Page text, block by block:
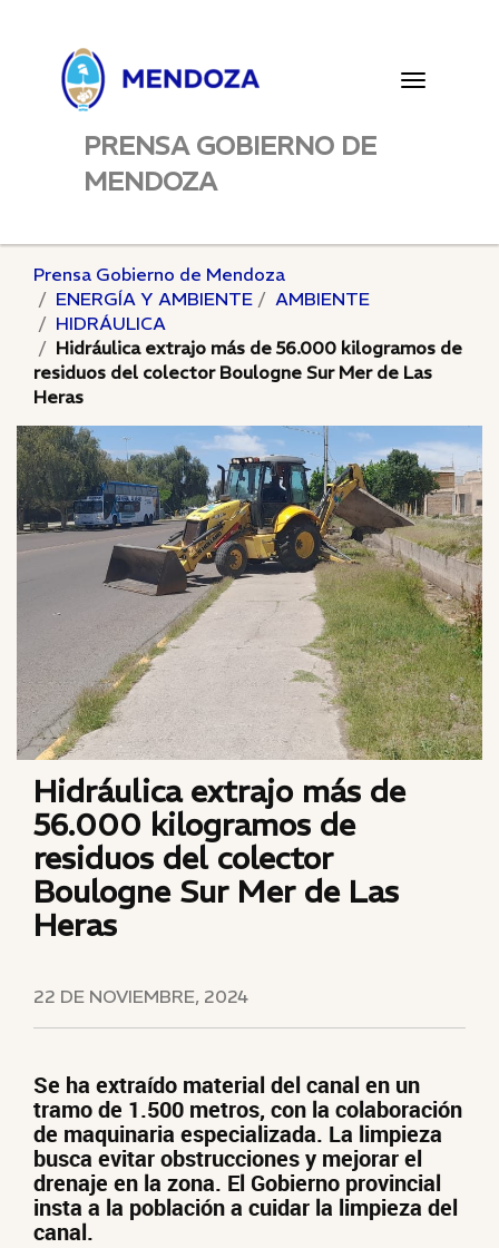
Toggle
PRENSA GOBIERNO DE
MENDOZA
Prensa Gobierno de Mendoza
ENERGÍA Y AMBIENTE
AMBIENTE
HIDRÁULICA
Hidráulica extrajo más de 56.000 kilogramos de
residuos del colector Boulogne Sur Mer de Las
Heras
Hidráulica extrajo más de
56.000 kilogramos de
residuos del colector
Boulogne Sur Mer de Las
Heras
22 DE NOVIEMBRE, 2024
Se ha extraído material del canal en un
tramo de 1.500 metros, con la colaboración
de maquinaria especializada. La limpieza
busca evitar obstrucciones y mejorar el
drenaje en la zona. El Gobierno provincial
insta a la población a cuidar la limpieza del
canal.